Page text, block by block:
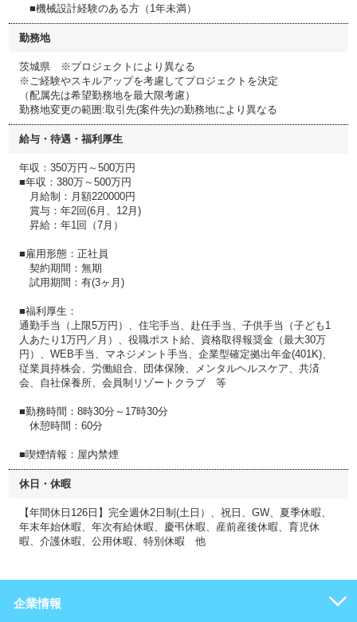
■機械設計経験のある方（1年未満）
勤務地
茨城県 ※プロジェクトにより異なる
※ご経験やスキルアップを考慮してプロジェクトを決定
（配属先は希望勤務地を最大限考慮）
勤務地変更の範囲:取引先(案件先)の勤務地により異なる
給与・待遇・福利厚生
年収：350万円～500万円
■年収：380万～500万円
月給制：月額220000円
賞与：年2回(6月、12月)
昇給：年1回（7月）
■雇用形態：正社員
契約期間：無期
試用期間：有(3ヶ月)
■福利厚生：
通勤手当（上限5万円）、住宅手当、赴任手当、子供手当（子ども1
人あたり1万円／月）、役職ポスト給、資格取得報奨金（最大30万
円）、WEB手当、マネジメント手当、企業型確定拠出年金(401K)、
従業員持株会、労働組合、団体保険、メンタルヘルスケア、共済
会、自社保養所、会員制リゾートクラブ 等
■勤務時間：8時30分～17時30分
休憩時間：60分
■喫煙情報：屋内禁煙
休日・休暇
【年間休日126日】完全週休2日制(土日）、祝日、GW、夏季休暇、
年末年始休暇、年次有給休暇、慶弔休暇、産前産後休暇、育児休
暇、介護休暇、公用休暇、特別休暇 他
企業情報